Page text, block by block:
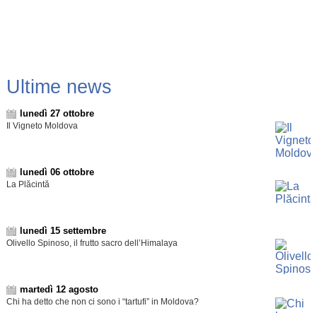
Ultime news
lunedì 27 ottobre
Il Vigneto Moldova
lunedì 06 ottobre
La Plăcintă
lunedì 15 settembre
Olivello Spinoso, il frutto sacro dell’Himalaya
martedì 12 agosto
Chi ha detto che non ci sono i “tartufi” in Moldova?